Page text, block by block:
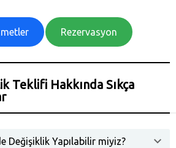
Rezervasyon
Teklifi Hakkında Sıkça
Değişiklik Yapılabilir miyiz?